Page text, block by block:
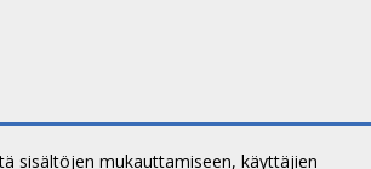
sisältöjen mukauttamiseen, käyttäjien